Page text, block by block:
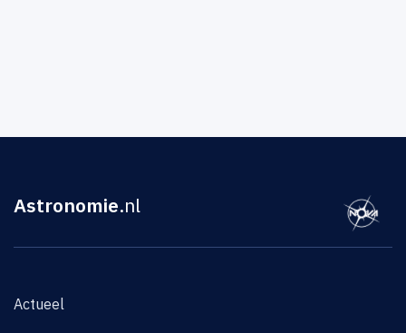
Astronomie.nl
Actueel